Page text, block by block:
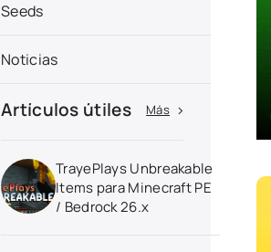
Seeds
Noticias
Artículos útiles Más
TrayePlays Unbreakable
Items para Minecraft PE
/ Bedrock 26.x